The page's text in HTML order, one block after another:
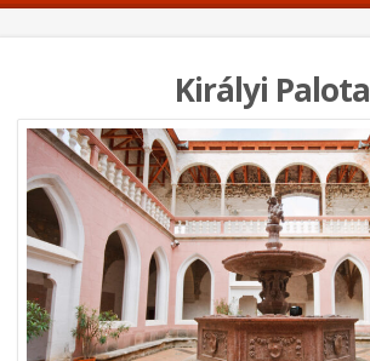
Királyi Palota